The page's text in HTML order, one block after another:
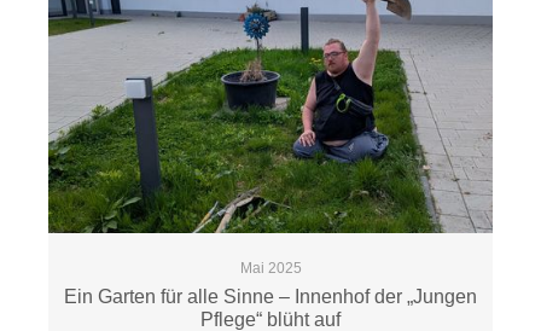
Mai 2025
Ein Garten für alle Sinne – Innenhof der „Jungen
Pflege“ blüht auf